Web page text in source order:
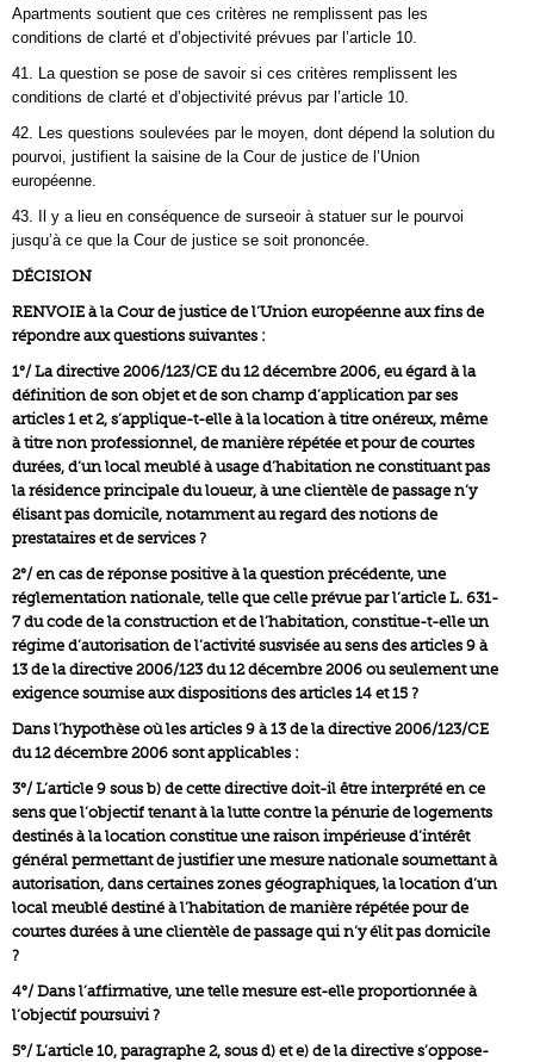
Apartments soutient que ces critères ne remplissent pas les
conditions de clarté et d’objectivité prévues par l’article 10.
41. La question se pose de savoir si ces critères remplissent les
conditions de clarté et d’objectivité prévus par l’article 10.
42. Les questions soulevées par le moyen, dont dépend la solution du
pourvoi, justifient la saisine de la Cour de justice de l’Union
européenne.
43. Il y a lieu en conséquence de surseoir à statuer sur le pourvoi
jusqu’à ce que la Cour de justice se soit prononcée.
DÉCISION
RENVOIE à la Cour de justice de l’Union européenne aux fins de
répondre aux questions suivantes :
1°/ La directive 2006/123/CE du 12 décembre 2006, eu égard à la
définition de son objet et de son champ d’application par ses
articles 1 et 2, s’applique-t-elle à la location à titre onéreux, même
à titre non professionnel, de manière répétée et pour de courtes
durées, d’un local meublé à usage d’habitation ne constituant pas
la résidence principale du loueur, à une clientèle de passage n’y
élisant pas domicile, notamment au regard des notions de
prestataires et de services ?
2°/ en cas de réponse positive à la question précédente, une
réglementation nationale, telle que celle prévue par l’article L. 631-
7 du code de la construction et de l’habitation, constitue-t-elle un
régime d’autorisation de l’activité susvisée au sens des articles 9 à
13 de la directive 2006/123 du 12 décembre 2006 ou seulement une
exigence soumise aux dispositions des articles 14 et 15 ?
Dans l’hypothèse où les articles 9 à 13 de la directive 2006/123/CE
du 12 décembre 2006 sont applicables :
3°/ L’article 9 sous b) de cette directive doit-il être interprété en ce
sens que l’objectif tenant à la lutte contre la pénurie de logements
destinés à la location constitue une raison impérieuse d’intérêt
général permettant de justifier une mesure nationale soumettant à
autorisation, dans certaines zones géographiques, la location d’un
local meublé destiné à l’habitation de manière répétée pour de
courtes durées à une clientèle de passage qui n’y élit pas domicile
?
4°/ Dans l’affirmative, une telle mesure est-elle proportionnée à
l’objectif poursuivi ?
5°/ L’article 10, paragraphe 2, sous d) et e) de la directive s’oppose-